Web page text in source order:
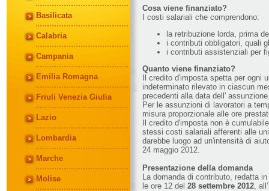
Basilicata
Calabria
Campania
Emilia Romagna
Friuli Venezia Giulia
Lazio
Lombardia
Marche
Molise
Cosa viene finanziato?
I costi salariali che comprendono:
la retribuzione lorda, prima
i contributi obbligatori, quali
i contributi assistenziali per
Quanto viene finanziato?
Il credito d'imposta spetta per ogni
indeterminato rilevato in ciascun
precedenti alla data dell'
Per le assunzioni di lavoratori a
misura proporzionale alle ore
Il credito d'imposta non è
stessi costi salariali afferenti alle
darebbe luogo ad un'intensità di
24 maggio 2012.
Presentazione della domanda
La domanda di contributo, redatta
le ore 12 del 28 settembre 2012,